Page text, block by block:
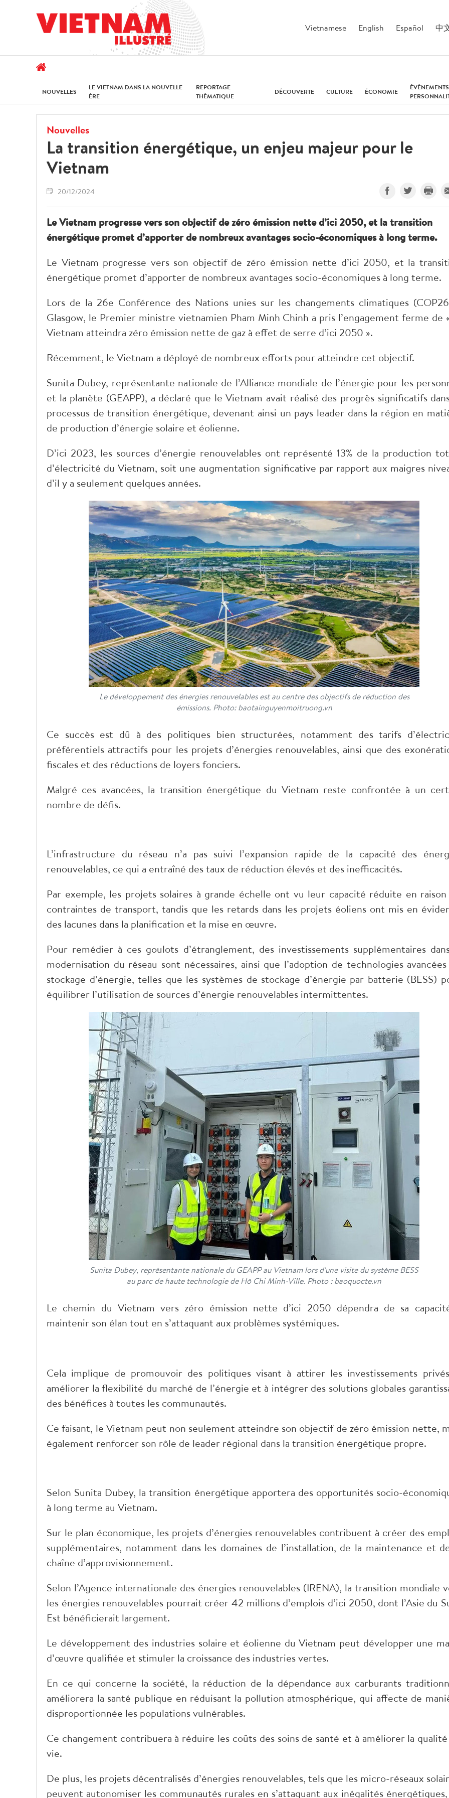
Vietnamese English Español 中
NOUVELLES
LE VIETNAM DANS LA NOUVELLE
ÈRE
REPORTAGE
THÉMATIQUE
DÉCOUVERTE CULTURE ÉCONOMIE
Nouvelles
La transition énergétique, un enjeu majeur pour le
Vietnam
20/12/2024
Le Vietnam progresse vers son objectif de zéro émission nette d’ici 2050, et la transition
énergétique promet d’apporter de nombreux avantages socio-économiques à long terme.
Le Vietnam progresse vers son objectif de zéro émission nette d’ici 2050, et la
énergétique promet d’apporter de nombreux avantages socio-économiques à long terme.
Lors de la 26e Conférence des Nations unies sur les changements climatiques
Glasgow, le Premier ministre vietnamien Pham Minh Chinh a pris l’engagement ferme de
Vietnam atteindra zéro émission nette de gaz à effet de serre d’ici 2050 ».
Récemment, le Vietnam a déployé de nombreux efforts pour atteindre cet objectif.
Sunita Dubey, représentante nationale de l’Alliance mondiale de l’énergie pour les
et la planète (GEAPP), a déclaré que le Vietnam avait réalisé des progrès significatifs
processus de transition énergétique, devenant ainsi un pays leader dans la région en
de production d’énergie solaire et éolienne.
D’ici 2023, les sources d’énergie renouvelables ont représenté 13% de la production
d’électricité du Vietnam, soit une augmentation significative par rapport aux maigres
d’il y a seulement quelques années.
Le développement des énergies renouvelables est au centre des objectifs de réduction des
émissions. Photo: baotainguyenmoitruong.vn
Ce succès est dû à des politiques bien structurées, notamment des tarifs
préférentiels attractifs pour les projets d’énergies renouvelables, ainsi que des
fiscales et des réductions de loyers fonciers.
Malgré ces avancées, la transition énergétique du Vietnam reste confrontée à un
nombre de défis.
L’infrastructure du réseau n’a pas suivi l’expansion rapide de la capacité des
renouvelables, ce qui a entraîné des taux de réduction élevés et des inefficacités.
Par exemple, les projets solaires à grande échelle ont vu leur capacité réduite en
contraintes de transport, tandis que les retards dans les projets éoliens ont mis en
des lacunes dans la planification et la mise en œuvre.
Pour remédier à ces goulots d’étranglement, des investissements supplémentaires
modernisation du réseau sont nécessaires, ainsi que l’adoption de technologies
stockage d’énergie, telles que les systèmes de stockage d’énergie par batterie (BESS)
équilibrer l’utilisation de sources d’énergie renouvelables intermittentes.
Sunita Dubey, représentante nationale du GEAPP au Vietnam lors d'une visite du système BESS
au parc de haute technologie de Hô Chi Minh-Ville. Photo : baoquocte.vn
Le chemin du Vietnam vers zéro émission nette d’ici 2050 dépendra de sa
maintenir son élan tout en s’attaquant aux problèmes systémiques.
Cela implique de promouvoir des politiques visant à attirer les investissements
améliorer la flexibilité du marché de l’énergie et à intégrer des solutions globales
des bénéfices à toutes les communautés.
Ce faisant, le Vietnam peut non seulement atteindre son objectif de zéro émission nette,
également renforcer son rôle de leader régional dans la transition énergétique propre.
Selon Sunita Dubey, la transition énergétique apportera des opportunités socio-
à long terme au Vietnam.
Sur le plan économique, les projets d’énergies renouvelables contribuent à créer des
supplémentaires, notamment dans les domaines de l’installation, de la maintenance et
chaîne d’approvisionnement.
Selon l’Agence internationale des énergies renouvelables (IRENA), la transition mondiale
les énergies renouvelables pourrait créer 42 millions d’emplois d’ici 2050, dont l’Asie du
Est bénéficierait largement.
Le développement des industries solaire et éolienne du Vietnam peut développer une
d’œuvre qualifiée et stimuler la croissance des industries vertes.
En ce qui concerne la société, la réduction de la dépendance aux carburants
améliorera la santé publique en réduisant la pollution atmosphérique, qui affecte de
disproportionnée les populations vulnérables.
Ce changement contribuera à réduire les coûts des soins de santé et à améliorer la
vie.
De plus, les projets décentralisés d’énergies renouvelables, tels que les micro-réseaux
peuvent autonomiser les communautés rurales en s’attaquant aux inégalités